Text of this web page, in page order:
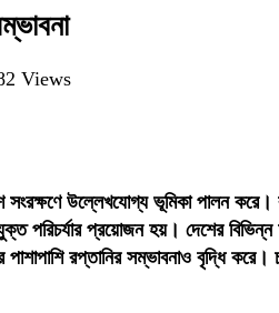
Views
উল্লেখযোগ্য ভূমিকা পালন
প্রয়োজন হয়। দেশের
পাশাপাশি রপ্তানির সম্ভাবনাও বৃদ্ধি